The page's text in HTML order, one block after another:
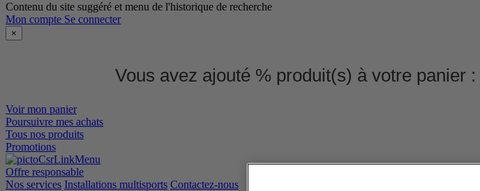
Contenu du site suggéré et menu de l'historique de recherche
Mon compte Se connecter
×
Vous avez ajouté % produit(s) à votre panier :
Voir mon panier
Poursuivre mes achats
Tous nos produits
Promotions
Offre responsable
Nos services Installations multisports Contactez-nous